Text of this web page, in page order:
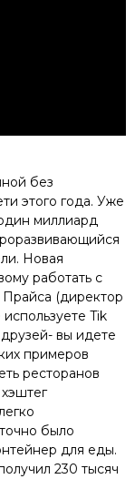
без
этого года. Уже
миллиард
Новая
работать с
(директор
Tik
вы идете
примеров
ресторанов
было
для еды.
230 тысяч